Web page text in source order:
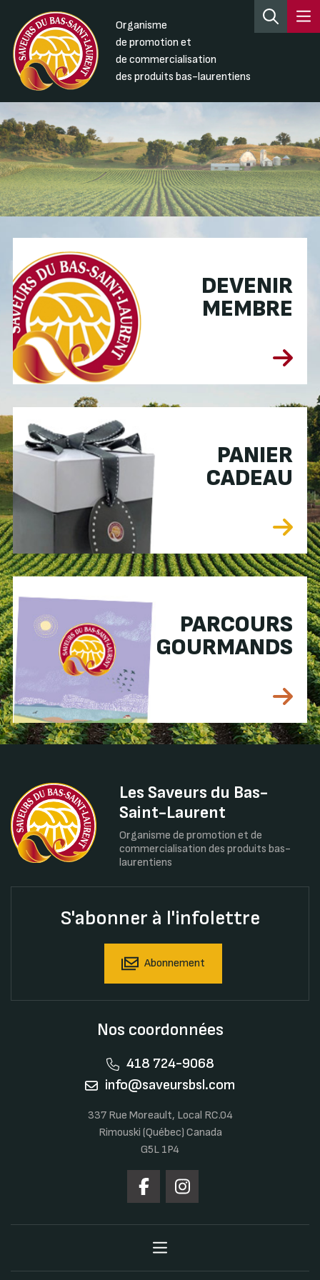
Organisme
de promotion et
de commercialisation
des produits bas-laurentiens
DEVENIR
MEMBRE
PANIER
CADEAU
PARCOURS
GOURMANDS
Les Saveurs du Bas-
Saint-Laurent
Organisme de promotion et de
commercialisation des produits bas-
laurentiens
S'abonner à l'infolettre
Abonnement
Nos coordonnées
418 724-9068
info@saveursbsl.com
337 Rue Moreault, Local RC.04
Rimouski (Québec) Canada
G5L 1P4